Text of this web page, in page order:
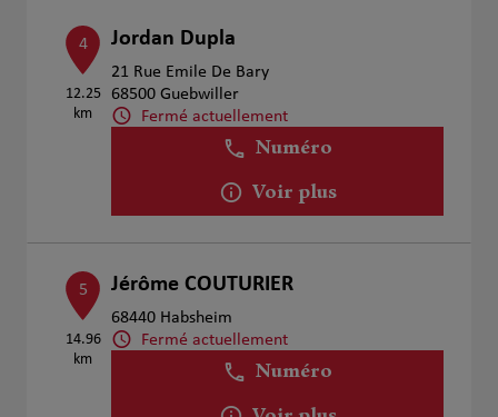
4
12.25
km
Jordan Dupla
21 Rue Emile De Bary
68500 Guebwiller
Fermé actuellement
Numéro
Voir plus
5
14.96
km
Jérôme COUTURIER
68440 Habsheim
Fermé actuellement
Numéro